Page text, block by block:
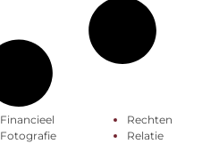
Financieel
Fotografie
Rechten
Relatie